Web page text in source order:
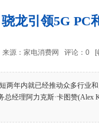
龙引领5G PC
源：家电消费网 评论： 0 [
年内就已经推动众多行业和
经理阿力克斯·卡图赞(Alex